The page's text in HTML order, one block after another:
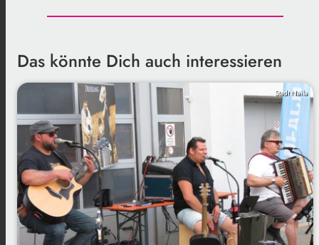
Das könnte Dich auch interessieren
Stadt Naila